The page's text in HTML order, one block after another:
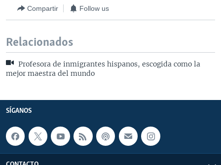
Compartir Follow us
Relacionados
Profesora de inmigrantes hispanos, escogida como la
mejor maestra del mundo
SÍGANOS